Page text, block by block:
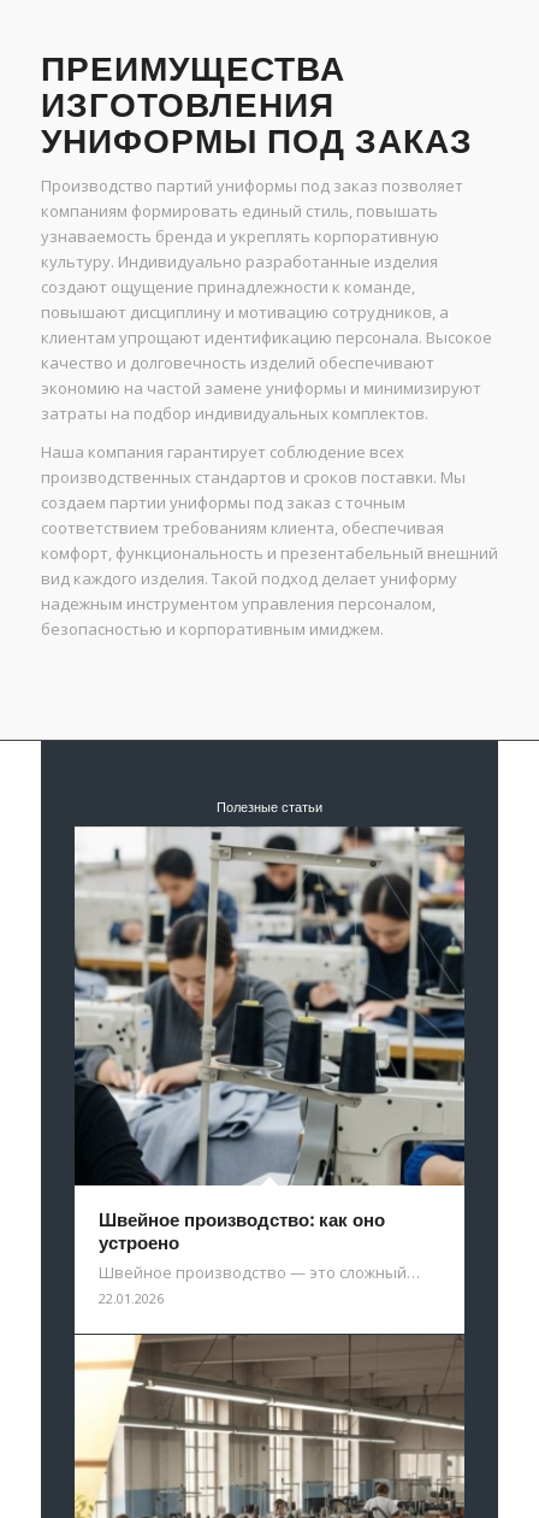
ПРЕИМУЩЕСТВА
ИЗГОТОВЛЕНИЯ
УНИФОРМЫ ПОД ЗАКАЗ
Производство партий униформы под заказ позволяет
компаниям формировать единый стиль, повышать
узнаваемость бренда и укреплять корпоративную
культуру. Индивидуально разработанные изделия
создают ощущение принадлежности к команде,
повышают дисциплину и мотивацию сотрудников, а
клиентам упрощают идентификацию персонала. Высокое
качество и долговечность изделий обеспечивают
экономию на частой замене униформы и минимизируют
затраты на подбор индивидуальных комплектов.
Наша компания гарантирует соблюдение всех
производственных стандартов и сроков поставки. Мы
создаем партии униформы под заказ с точным
соответствием требованиям клиента, обеспечивая
комфорт, функциональность и презентабельный внешний
вид каждого изделия. Такой подход делает униформу
надежным инструментом управления персоналом,
безопасностью и корпоративным имиджем.
Полезные статьи
Швейное производство: как оно
устроено
Швейное производство — это сложный…
22.01.2026